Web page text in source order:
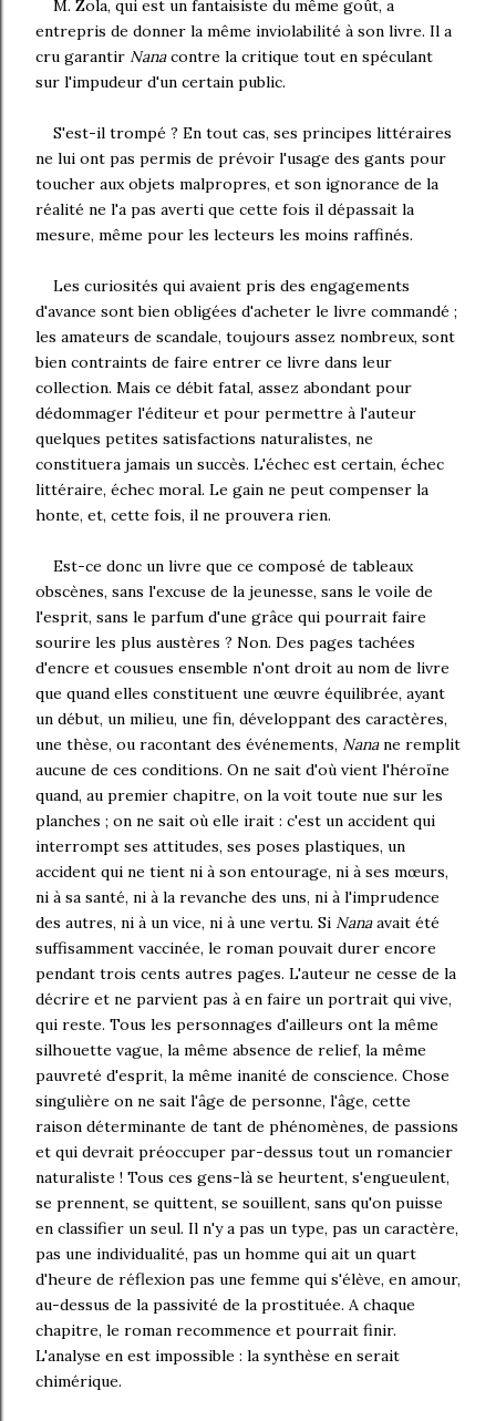
M. Zola, qui est un fantaisiste du même goût, a
entrepris de donner la même inviolabilité à son livre. Il a
cru garantir Nanacontre la critique tout en spéculant
sur l'impudeur d'un certain public.
S'est-il trompé ? En tout cas, ses principes littéraires
ne lui ont pas permis de prévoir l'usage des gants pour
toucher aux objets malpropres, et son ignorance de la
réalité ne l'a pas averti que cette fois il dépassait la
mesure, même pour les lecteurs les moins raffinés.
Les curiosités qui avaient pris des engagements
d'avance sont bien obligées d'acheter le livre commandé ;
les amateurs de scandale, toujours assez nombreux, sont
bien contraints de faire entrer ce livre dans leur
collection. Mais ce débit fatal, assez abondant pour
dédommager l'éditeur et pour permettre à l'auteur
quelques petites satisfactions naturalistes, ne
constituera jamais un succès. L'échec est certain, échec
littéraire, échec moral. Le gain ne peut compenser la
honte, et, cette fois, il ne prouvera rien.
Est-ce donc un livre que ce composé de tableaux
obscènes, sans l'excuse de la jeunesse, sans le voile de
l'esprit, sans le parfum d'une grâce qui pourrait faire
sourire les plus austères ? Non. Des pages tachées
d'encre et cousues ensemble n'ont droit au nom de livre
que quand elles constituent une œuvre équilibrée, ayant
un début, un milieu, une fin, développant des caractères,
une thèse, ou racontant des événements, Nanane remplit
aucune de ces conditions. On ne sait d'où vient l'héroïne
quand, au premier chapitre, on la voit toute nue sur les
planches ; on ne sait où elle irait : c'est un accident qui
interrompt ses attitudes, ses poses plastiques, un
accident qui ne tient ni à son entourage, ni à ses mœurs,
ni à sa santé, ni à la revanche des uns, ni à l'imprudence
des autres, ni à un vice, ni à une vertu. Si Nanaavait été
suffisamment vaccinée, le roman pouvait durer encore
pendant trois cents autres pages. L'auteur ne cesse de la
décrire et ne parvient pas à en faire un portrait qui vive,
qui reste. Tous les personnages d'ailleurs ont la même
silhouette vague, la même absence de relief, la même
pauvreté d'esprit, la même inanité de conscience. Chose
singulière on ne sait l'âge de personne, l'âge, cette
raison déterminante de tant de phénomènes, de passions
et qui devrait préoccuper par-dessus tout un romancier
naturaliste ! Tous ces gens-là se heurtent, s'engueulent,
se prennent, se quittent, se souillent, sans qu'on puisse
en classifier un seul. Il n'y a pas un type, pas un caractère,
pas une individualité, pas un homme qui ait un quart
d'heure de réflexion pas une femme qui s'élève, en amour,
au-dessus de la passivité de la prostituée. A chaque
chapitre, le roman recommence et pourrait finir.
L'analyse en est impossible : la synthèse en serait
chimérique.